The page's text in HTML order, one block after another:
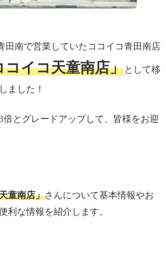
田南で営業していたココイコ青田南店
コイコ天童南店」として移
ました！
とグレードアップして、皆様をお迎
童南店」さんについて基本情報やお
利な情報を紹介します。